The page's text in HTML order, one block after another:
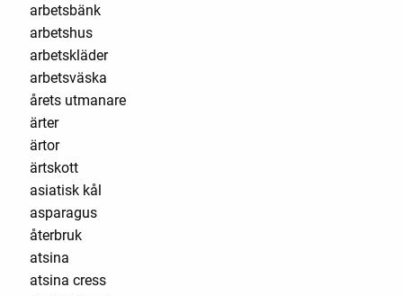
arbetsbänk
arbetshus
arbetskläder
arbetsväska
årets utmanare
ärter
ärtor
ärtskott
asiatisk kål
asparagus
återbruk
atsina
atsina cress